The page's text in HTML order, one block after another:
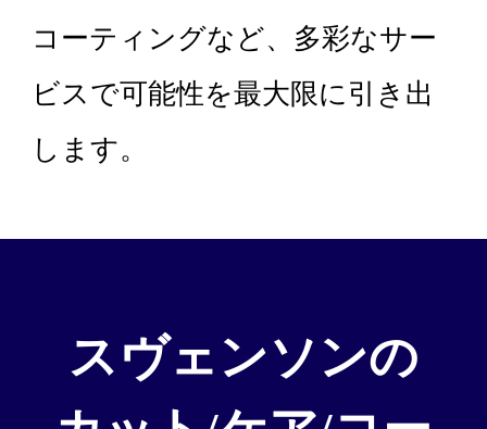
コーティングなど、多彩なサー
ビスで可能性を最大限に引き出
します。
スヴェンソンの